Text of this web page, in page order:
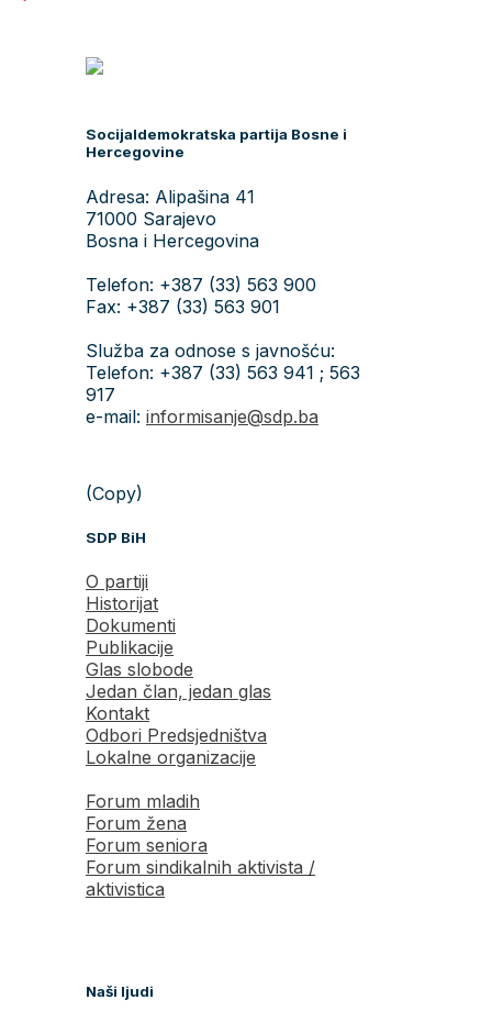
Socijaldemokratska partija Bosne i
Hercegovine
Adresa: Alipašina 41
71000 Sarajevo
Bosna i Hercegovina
Telefon: +387 (33) 563 900
Fax: +387 (33) 563 901
Služba za odnose s javnošću:
Telefon: +387 (33) 563 941 ; 563
917
e-mail: informisanje@sdp.ba
(Copy)
SDP BiH
O partiji
Historijat
Dokumenti
Publikacije
Glas slobode
Jedan član, jedan glas
Kontakt
Odbori Predsjedništva
Lokalne organizacije
Forum mladih
Forum žena
Forum seniora
Forum sindikalnih aktivista /
aktivistica
Naši ljudi